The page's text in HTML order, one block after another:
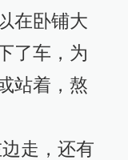
在卧铺大
了车，为
站着，熬
走，还有